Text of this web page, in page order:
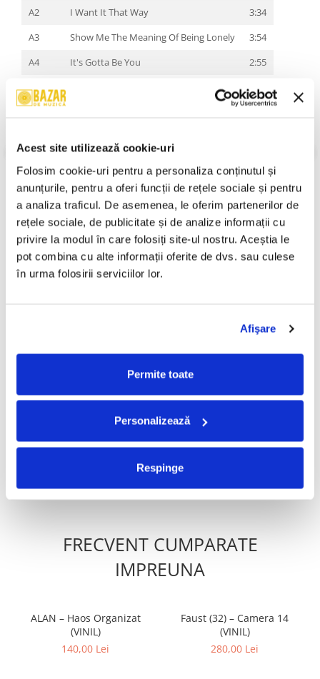
Acest site utilizează cookie-uri
Folosim cookie-uri pentru a personaliza conținutul și
anunțurile, pentru a oferi funcții de rețele sociale și pentru
a analiza traficul. De asemenea, le oferim partenerilor de
rețele sociale, de publicitate și de analize informații cu
privire la modul în care folosiți site-ul nostru. Aceștia le
pot combina cu alte informații oferite de dvs. sau culese
în urma folosirii serviciilor lor.
Afişare
Permite toate
Personalizează
Respinge
A2
I Want It That Way
3:34
A3
Show Me The Meaning Of Being Lonely
3:54
A4
It's Gotta Be You
2:55
A5
4:23
B3
Back To Your Heart
4:21
B4
Spanish Eyes
3:53
B5
No One Else Comes Close
3:42
B6
The Perfect Fan 4:13
VEZI MAI MULT
Stare Coperta:Mint
Stare Disc:Mint
Stil:Europop, Ballad
An Lansare:An Lansare:
Informatii conformitate produs
PRODUSE ALTERNATIVE
Film (Disc Vinil)
170,00 Lei
170,00 Lei
FRECVENT CUMPARATE
IMPREUNA
ALAN – Haos Organizat
(VINIL)
140,00 Lei
Faust (32) – Camera 14
(VINIL)
280,00 Lei